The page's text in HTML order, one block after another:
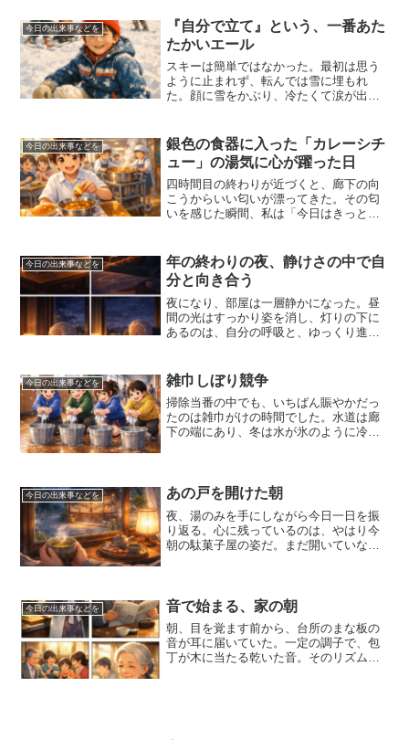
今日の出来事などを
『自分で立て』という、一番あた
たかいエール
スキーは簡単ではなかった。最初は思う
ように止まれず、転んでは雪に埋もれ
た。顔に雪をかぶり、冷たくて涙が出そ
な転んでいたからだ。「大丈夫か？」と
声をかけ合い、手を引き合っ...
今日の出来事などを
銀色の食器に入った「カレーシチ
ュー」の湯気に心が躍った日
四時間目の終わりが近づくと、廊下の向
こうからいい匂いが漂ってきた。その匂
いを感じた瞬間、私は「今日はきっとカ
してくる。大きな鍋から立ち上る湯気を
見ただけで、子どもだった...
今日の出来事などを
年の終わりの夜、静けさの中で自
分と向き合う
夜になり、部屋は一層静かになった。昼
間の光はすっかり姿を消し、灯りの下に
あるのは、自分の呼吸と、ゆっくり進む
声がはっきりと聞こえてくる。今年は、
思うように動けない時間が...
今日の出来事などを 雑巾しぼり競争
掃除当番の中でも、いちばん賑やかだっ
たのは雑巾がけの時間でした。水道は廊
下の端にあり、冬は水が氷のように冷た
れるか競争だ！」と始まっ...
今日の出来事などを あの戸を開けた朝
夜、湯のみを手にしながら今日一日を振
り返る。心に残っているのは、やはり今
朝の駄菓子屋の姿だ。まだ開いていない
つかみ、ガラガラと音を立...
今日の出来事などを 音で始まる、家の朝
朝、目を覚ます前から、台所のまな板の
音が耳に届いていた。一定の調子で、包
丁が木に当たる乾いた音。そのリズム